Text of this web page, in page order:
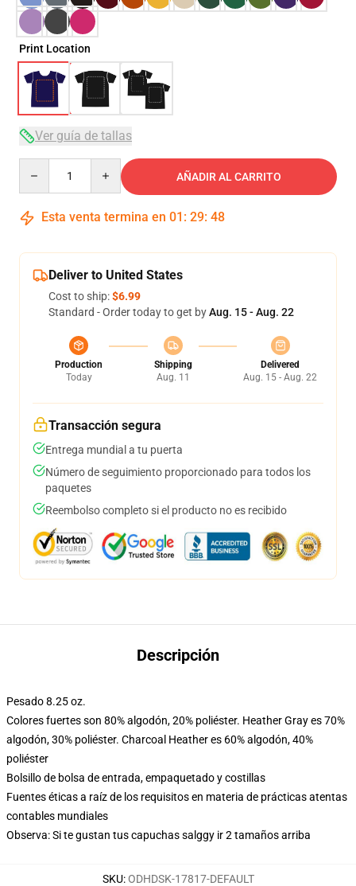
Print Location
Ver guía de tallas
AÑADIR AL CARRITO
Esta venta termina en 01 : 29: 47
Deliver to United States
Cost to ship:$6.99
Standard - Order today to get byAug. 15 - Aug. 22
Production
Today
Shipping
Aug. 11
Delivered
Aug. 15 - Aug. 22
Transacción segura
Entrega mundial a tu puerta
Número de seguimiento proporcionado para todos los
paquetes
Reembolso completo si el producto no es recibido
Descripción
Pesado 8.25 oz.
Colores fuertes son 80% algodón, 20% poliéster. Heather Gray es 70%
algodón, 30% poliéster. Charcoal Heather es 60% algodón, 40%
poliéster
Bolsillo de bolsa de entrada, empaquetado y costillas
Fuentes éticas a raíz de los requisitos en materia de prácticas atentas
contables mundiales
Observa: Si te gustan tus capuchas salggy ir 2 tamaños arriba
SKU:ODHDSK-17817-DEFAULT